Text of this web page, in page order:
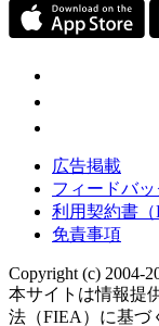
広告掲載
フィードバッ
利用契約書（
免責事項
Copyright (c) 2004-
本サイトは情報提
法（FIEA）に基づ